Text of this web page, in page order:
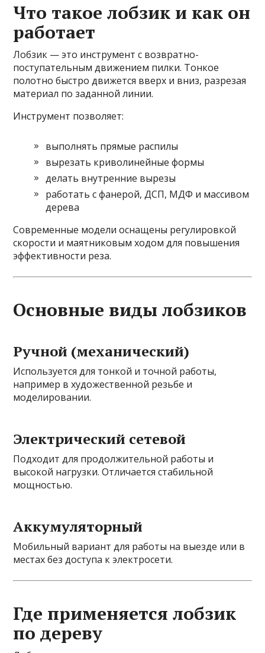
Что такое лобзик и как он
работает
Лобзик — это инструмент с возвратно-
поступательным движением пилки. Тонкое
полотно быстро движется вверх и вниз, разрезая
материал по заданной линии.
Инструмент позволяет:
выполнять прямые распилы
вырезать криволинейные формы
делать внутренние вырезы
работать с фанерой, ДСП, МДФ и массивом
дерева
Современные модели оснащены регулировкой
скорости и маятниковым ходом для повышения
эффективности реза.
Основные виды лобзиков
Ручной (механический)
Используется для тонкой и точной работы,
например в художественной резьбе и
моделировании.
Электрический сетевой
Подходит для продолжительной работы и
высокой нагрузки. Отличается стабильной
мощностью.
Аккумуляторный
Мобильный вариант для работы на выезде или в
местах без доступа к электросети.
Где применяется лобзик
по дереву